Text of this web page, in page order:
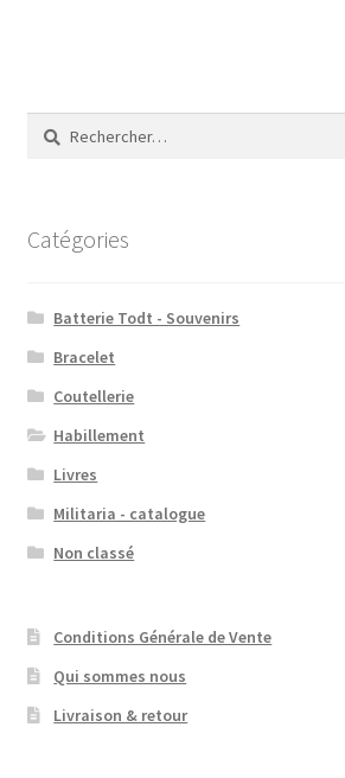
Rechercher :
Catégories
Batterie Todt - Souvenirs
Bracelet
Coutellerie
Habillement
Livres
Militaria - catalogue
Non classé
Conditions Générale de Vente
Qui sommes nous
Livraison & retour